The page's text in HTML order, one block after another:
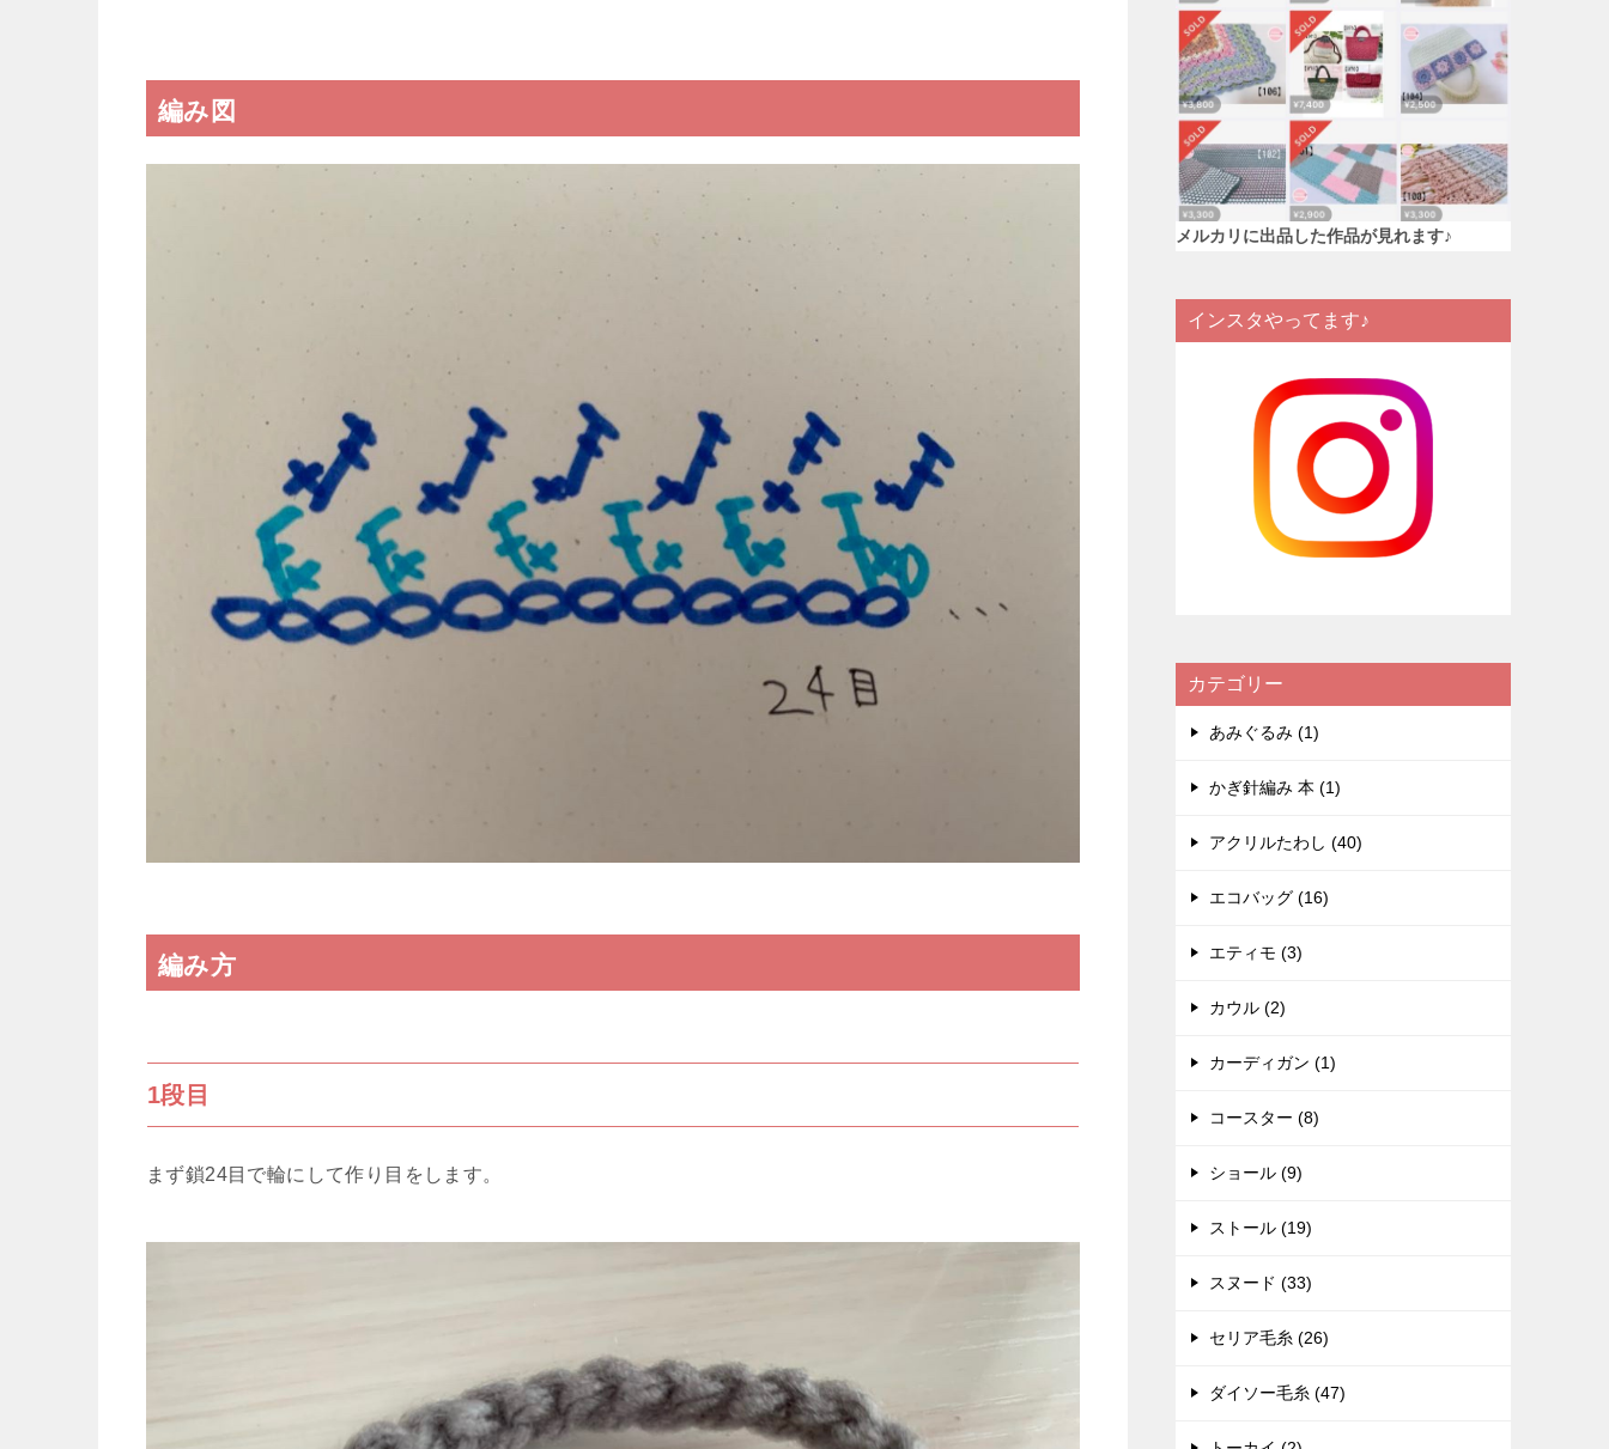
編み図
編み方
1段目
まず鎖24目で輪にして作り目をします。
メルカリに出品した作品が見れます♪
インスタやってます♪
カテゴリー
あみぐるみ (1)
かぎ針編み 本 (1)
アクリルたわし (40)
エコバッグ (16)
エティモ (3)
カウル (2)
カーディガン (1)
コースター (8)
ショール (9)
ストール (19)
スヌード (33)
セリア毛糸 (26)
ダイソー毛糸 (47)